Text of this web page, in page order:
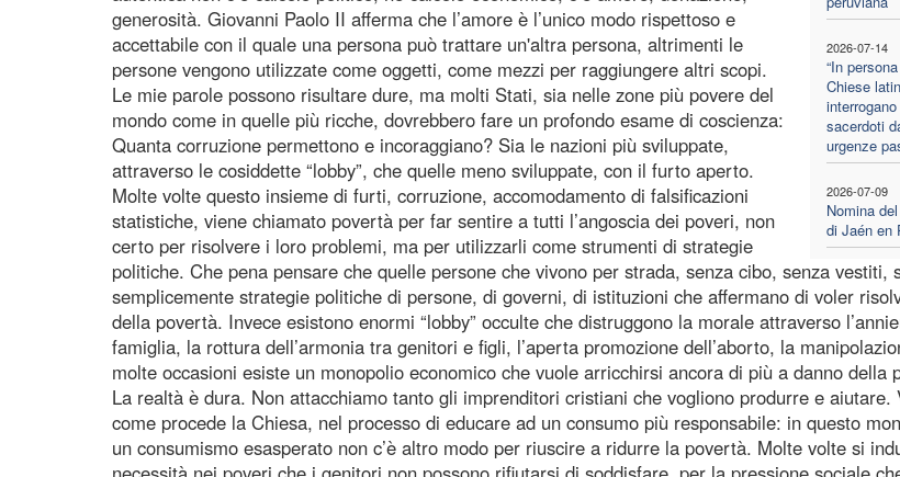
2026-07-14
“In
Chiese
sacerdoti
urgenze
2026-07-09
Nomina
di Jaén en
generosità. Giovanni Paolo II afferma che l’amore è l’unico modo rispettoso e
accettabile con il quale una persona può trattare un'altra persona, altrimenti le
persone vengono utilizzate come oggetti, come mezzi per raggiungere altri scopi.
Le mie parole possono risultare dure, ma molti Stati, sia nelle zone più povere del
mondo come in quelle più ricche, dovrebbero fare un profondo esame di coscienza:
Quanta corruzione permettono e incoraggiano? Sia le nazioni più sviluppate,
attraverso le cosiddette “lobby”, che quelle meno sviluppate, con il furto aperto.
Molte volte questo insieme di furti, corruzione, accomodamento di falsificazioni
statistiche, viene chiamato povertà per far sentire a tutti l’angoscia dei poveri, non
certo per risolvere i loro problemi, ma per utilizzarli come strumenti di strategie
politiche. Che pena pensare che quelle persone che vivono per strada, senza cibo, senza vestiti,
semplicemente strategie politiche di persone, di governi, di istituzioni che affermano di voler
della povertà. Invece esistono enormi “lobby” occulte che distruggono la morale attraverso
famiglia, la rottura dell’armonia tra genitori e figli, l’aperta promozione dell’aborto, la
molte occasioni esiste un monopolio economico che vuole arricchirsi ancora di più a danno della
La realtà è dura. Non attacchiamo tanto gli imprenditori cristiani che vogliono produrre e aiutare.
come procede la Chiesa, nel processo di educare ad un consumo più responsabile: in questo
un consumismo esasperato non c’è altro modo per riuscire a ridurre la povertà. Molte volte si